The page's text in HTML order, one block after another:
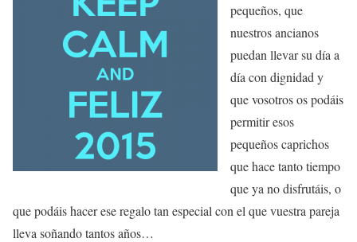
pequeños, que
nuestros ancianos
puedan llevar su día a
día con dignidad y
que vosotros os podáis
permitir esos
pequeños caprichos
que hace tanto tiempo
que ya no disfrutáis, o
que podáis hacer ese regalo tan especial con el que vuestra pareja
lleva soñando tantos años…